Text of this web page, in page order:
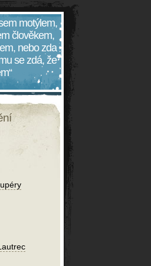
motýlem,
člověkem,
nebo zda
se zdá, že